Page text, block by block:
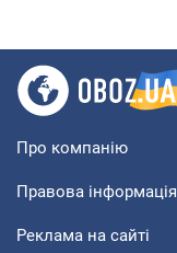
Про компанію
Правова інформація
Реклама на сайті